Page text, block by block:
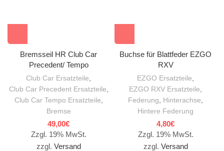
Bremsseil HR Club Car
Precedent/ Tempo
Club Car Ersatzteile
Club Car Precedent Ersatzteile
Club Car Tempo Ersatzteile
Bremse
49,00€
Zzgl. 19% MwSt.
zzgl. Versand
Buchse für Blattfeder EZGO
RXV
EZGO Ersatzteile
EZGO RXV Ersatzteile
Federung
Hinterachse
Hintere Federung
4,80€
Zzgl. 19% MwSt.
zzgl. Versand